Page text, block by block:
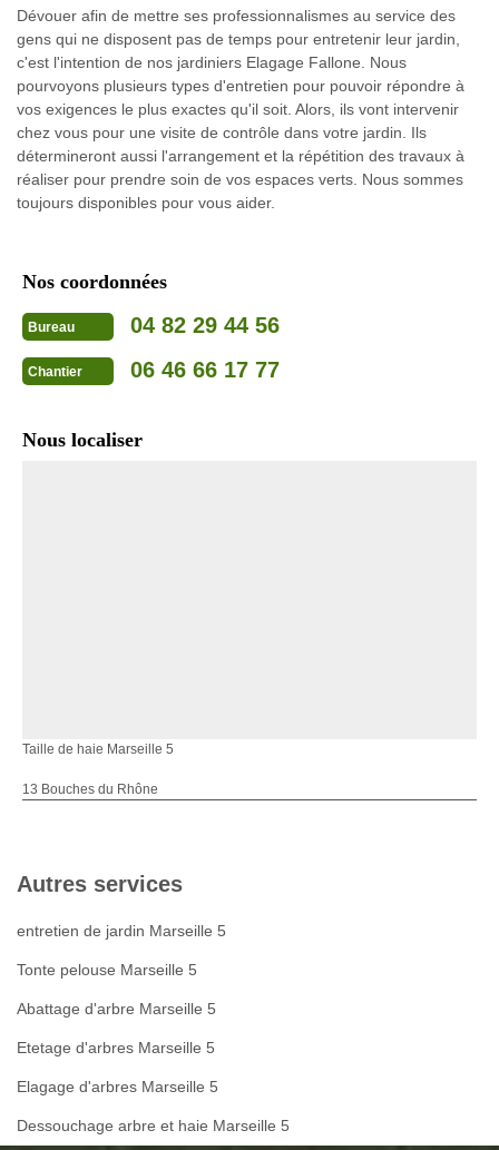
Dévouer afin de mettre ses professionnalismes au service des
gens qui ne disposent pas de temps pour entretenir leur jardin,
c'est l'intention de nos jardiniers Elagage Fallone. Nous
pourvoyons plusieurs types d'entretien pour pouvoir répondre à
vos exigences le plus exactes qu'il soit. Alors, ils vont intervenir
chez vous pour une visite de contrôle dans votre jardin. Ils
détermineront aussi l'arrangement et la répétition des travaux à
réaliser pour prendre soin de vos espaces verts. Nous sommes
toujours disponibles pour vous aider.
Nos coordonnées
Bureau 04 82 29 44 56
Chantier 06 46 66 17 77
Nous localiser
Taille de haie Marseille 5
13 Bouches du Rhône
Autres services
entretien de jardin Marseille 5
Tonte pelouse Marseille 5
Abattage d'arbre Marseille 5
Etetage d'arbres Marseille 5
Elagage d'arbres Marseille 5
Dessouchage arbre et haie Marseille 5